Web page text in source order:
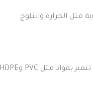
مثل الحرارة والثلوج